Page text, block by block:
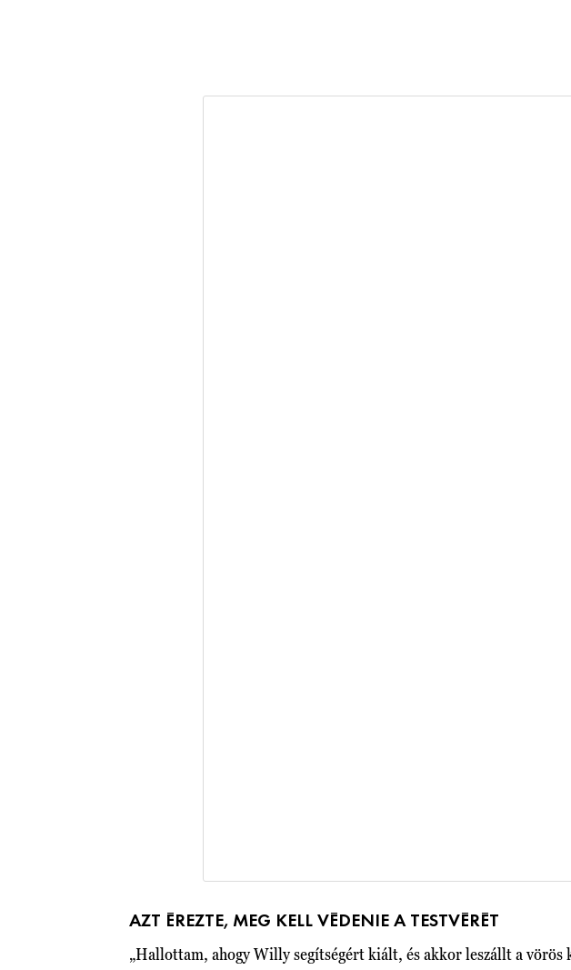
AZT ÉREZTE, MEG KELL VÉDENIE A TESTVÉRÉT
„Hallottam, ahogy Willy segítségért kiált, és akkor leszállt a